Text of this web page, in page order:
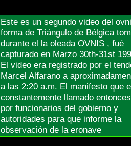
Este es un segundo video del
forma de Triángulo de Bélgica
durante el la oleada OVNIS , fué
capturado en Marzo 30th-31st
El video era registrado por el
Marcel Alfarano a
a las 2:20 a.m. El manifesto que
constantemente llamado entonces
por funcionarios del gobierno y
autoridades para que informe la
observación de la eronave